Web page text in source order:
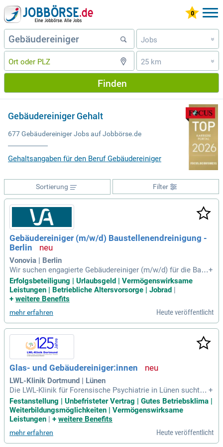
Jobs »
25 km »
Finden
Gebäudereiniger Gehalt
677 Gebäudereiniger Jobs auf Jobbörse.de
Gehaltsangaben für den Beruf Gebäudereiniger
Filter
Sortierung
Gebäudereiniger (m/w/d) Baustellenendreinigung -
Berlin
Vonovia | Berlin
Wir suchen engagierte Gebäudereiniger (m/w/d) für die Bau
stellenendreinigung von Sanierungsobjekten nach Modernis
ierungsmaßnahmen. Wenn Sie eine Ausbildung als Gebäude
reiniger/in abgeschlossen haben und Erfahrung in der Grund
g. Flexibilität und ein freundliches Auftreten sind uns ebens
o wichtig wie selbstständiges Arbeiten. Profitieren Sie von e
inem attraktiven Fixgehalt, zahlreichen Zuschlägen und eine
m jährlichen Aktienprogramm. Zusätzlich bieten wir Urlaubs
geld, eine betriebliche Altersvorsorge und 30 Tage Urlaub. W
erden Sie Teil eines wachsenden Unternehmens und entwic
keln Sie Ihre Karriere in einem dynamischen Umfeld!
+
Erfolgsbeteiligung | Urlaubsgeld | Vermögenswirksame
Leistungen | Betriebliche Altersvorsorge | Jobrad |
+ weitere Benefits
mehr erfahren Heute veröffentlicht
Glas- und Gebäudereiniger:innen
LWL-Klinik Dortmund | Lünen
Die LWL-Klinik für Forensische Psychiatrie in Lünen sucht e
ngagierte Glas- und Gebäudereiniger:innen zur Verstärkung i
hres Teams. In Vollzeit oder Teilzeit bieten wir unbefristete
Stellen, die zum 01.01.2027 beginnen. Profitieren Sie von ein
Vertrauen in den Fokus stellt. Unsere Klinik ermöglicht hoc
hwertige Versorgung für unsere Patient:innen und Bewohne
+
Festanstellung | Unbefristeter Vertrag | Gutes Betriebsklima |
Weiterbildungsmöglichkeiten | Vermögenswirksame
Leistungen
+ weitere Benefits
mehr erfahren Heute veröffentlicht